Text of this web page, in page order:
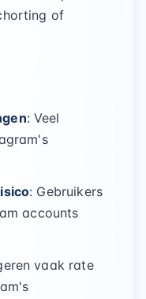
of
: Veel
: Gebruikers
accounts
vaak rate